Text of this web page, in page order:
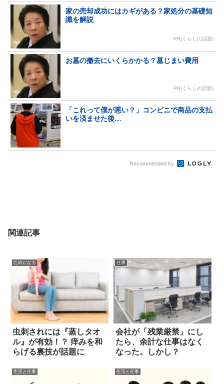
家の売却成功にはカギがある？家処分の基礎知
識を解説
PR(くらしの話題)
お墓の撤去にいくらかかる？墓じまい費用
PR(くらしの話題)
「これって僕が悪い？」コンビニで商品の支払
いを済ませた後…
Recommended by
関連記事
ためになる
虫刺されには『蒸しタオ
ル』が有効！？ 痒みを和
らげる裏技が話題に
仕事
会社が「残業厳禁」にし
たら、余計な仕事はなく
なった。しかし？
生活と仕事 生活と仕事